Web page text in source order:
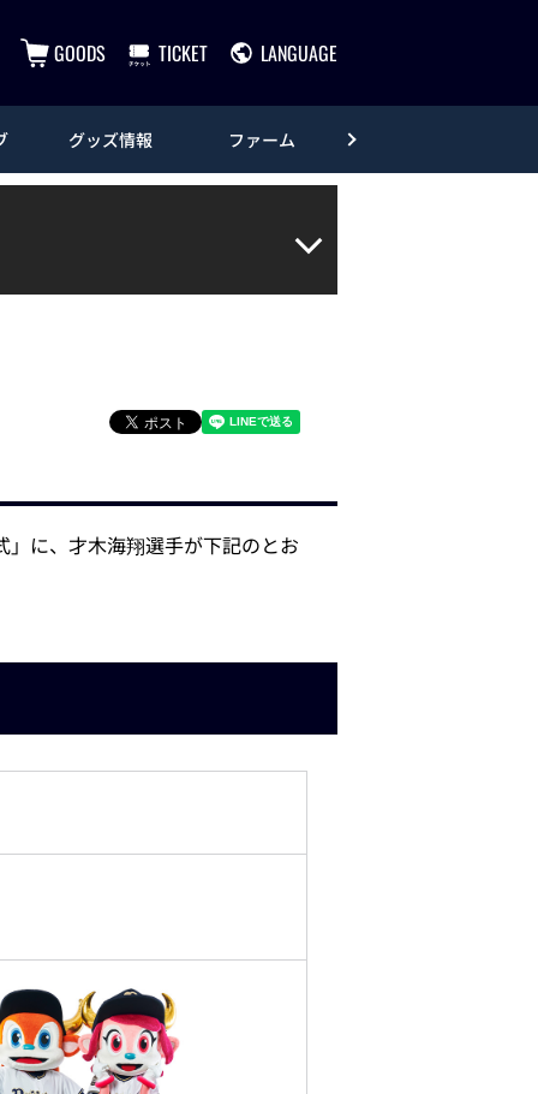
GOODS TICKET LANGUAGE
グッズ情報 ファーム
に、才木海翔選手が下記のとお